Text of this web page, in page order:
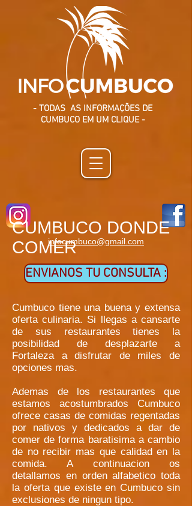
- TODAS AS INFORMAÇÕES DE
CUMBUCO EM UM CLIQUE -
infocumbuco@gmail.com
CUMBUCO DONDE
COMER
Cumbuco tiene una buena y extensa
oferta culinaria. Si llegas a cansarte
de sus restaurantes tienes la
posibilidad de desplazarte a
Fortaleza a disfrutar de miles de
opciones mas.
Ademas de los restaurantes que
estamos acostumbrados Cumbuco
ofrece casas de comidas regentadas
por nativos y dedicados a dar de
comer de forma baratisima a cambio
de no recibir mas que calidad en la
comida. A continuacion os
detallamos en orden alfabetico toda
la oferta que existe en Cumbuco sin
exclusiones de ningun tipo.
ENVIANOS TU CONSULTA :